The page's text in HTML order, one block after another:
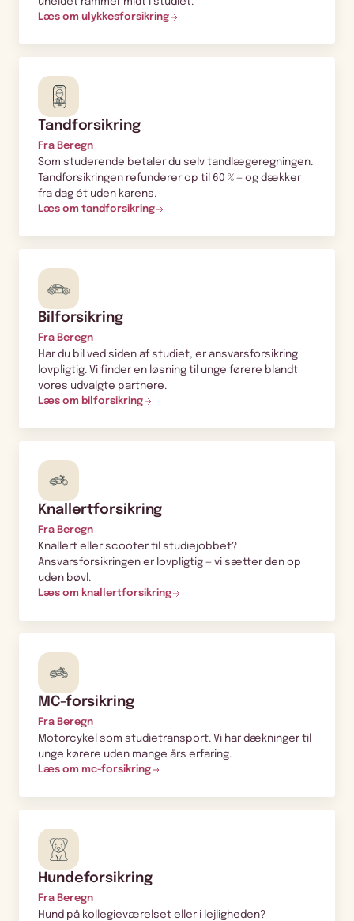
Læs om ulykkesforsikring
Tandforsikring
Fra Beregn
Som studerende betaler du selv tandlægeregningen.
Tandforsikringen refunderer op til 60 % — og dækker
fra dag ét uden karens.
Læs om tandforsikring
Bilforsikring
Fra Beregn
Har du bil ved siden af studiet, er ansvarsforsikring
lovpligtig. Vi finder en løsning til unge førere blandt
vores udvalgte partnere.
Læs om bilforsikring
Knallertforsikring
Fra Beregn
Knallert eller scooter til studiejobbet?
Ansvarsforsikringen er lovpligtig — vi sætter den op
uden bøvl.
Læs om knallertforsikring
MC-forsikring
Fra Beregn
Motorcykel som studietransport. Vi har dækninger til
unge kørere uden mange års erfaring.
Læs om mc-forsikring
Hundeforsikring
Fra Beregn
Hund på kollegieværelset eller i lejligheden?